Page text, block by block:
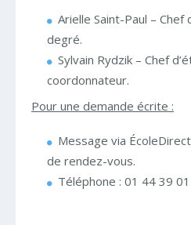
Arielle Saint-Paul –
degré.
Sylvain Rydzik – Chef
coordonnateur.
Pour une demande écrite :
Message via
de rendez-vous.
Téléphone : 01 44 39